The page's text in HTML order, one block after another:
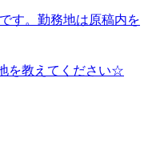
す。勤務地は原稿内を
を教えてください☆